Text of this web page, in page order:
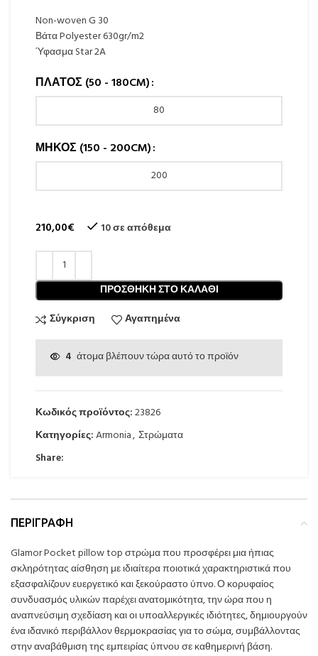
Non-woven G 30
Βάτα Polyester 630gr/m2
Ύφασμα Star 2A
ΠΛΆΤΟΣ (50 - 180CM)
ΜΉΚΟΣ (150 - 200CM)
210,00€ 10 σε απόθεμα
ΠΡΟΣΘΉΚΗ ΣΤΟ ΚΑΛΆΘΙ
Σύγκριση
Αγαπημένα
4 άτομα βλέπουν τώρα αυτό το προϊόν
Κωδικός προϊόντος:23826
Κατηγορίες:Armonia, Στρώματα
Share:
ΠΕΡΙΓΡΑΦΉ
Glamor Pocket pillow top στρώμα που προσφέρει μια ήπιας
σκληρότητας αίσθηση με ιδιαίτερα ποιοτικά χαρακτηριστικά που
εξασφαλίζουν ευεργετικό και ξεκούραστο ύπνο. Ο κορυφαίος
συνδυασμός υλικών παρέχει ανατομικότητα, την ώρα που η
αναπνεύσιμη σχεδίαση και οι υποαλλεργικές ιδιότητες, δημιουργούν
ένα ιδανικό περιβάλλον θερμοκρασίας για το σώμα, συμβάλλοντας
στην αναβάθμιση της εμπειρίας ύπνου σε καθημερινή βάση.